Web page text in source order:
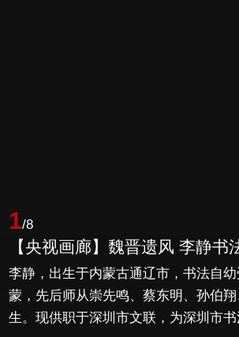
1/8
【央视画廊】魏晋遗风 李静书
李静，出生于内蒙古通辽市，书法自
蒙，先后师从崇先鸣、蔡东明、孙伯
生。现供职于深圳市文联，为深圳市